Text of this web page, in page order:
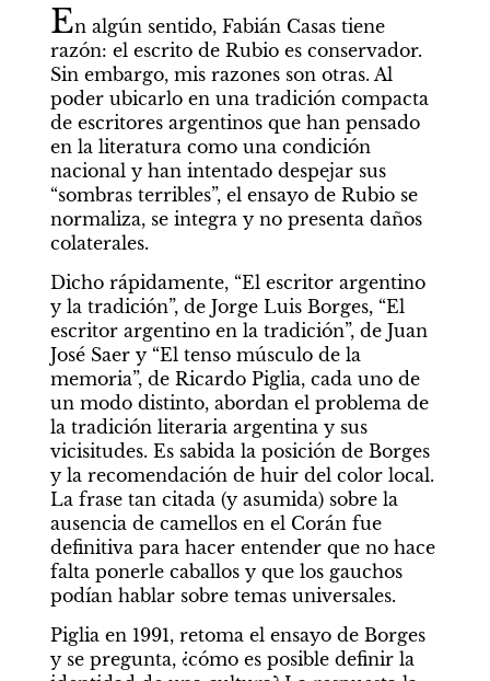
En algún sentido, Fabián Casas tiene
razón: el escrito de Rubio es conservador.
Sin embargo, mis razones son otras. Al
poder ubicarlo en una tradición compacta
de escritores argentinos que han pensado
en la literatura como una condición
nacional y han intentado despejar sus
“sombras terribles”, el ensayo de Rubio se
normaliza, se integra y no presenta daños
colaterales.
Dicho rápidamente, “El escritor argentino
y la tradición”, de Jorge Luis Borges, “El
escritor argentino en la tradición”, de Juan
José Saer y “El tenso músculo de la
memoria”, de Ricardo Piglia, cada uno de
un modo distinto, abordan el problema de
la tradición literaria argentina y sus
vicisitudes. Es sabida la posición de Borges
y la recomendación de huir del color local.
La frase tan citada (y asumida) sobre la
ausencia de camellos en el Corán fue
definitiva para hacer entender que no hace
falta ponerle caballos y que los gauchos
podían hablar sobre temas universales.
Piglia en 1991, retoma el ensayo de Borges
y se pregunta, ¿cómo es posible definir la